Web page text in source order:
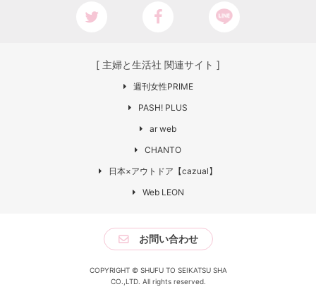
[ 主婦と生活社 関連サイト ]
週刊女性PRIME
PASH! PLUS
ar web
CHANTO
日本×アウトドア【cazual】
Web LEON
お問い合わせ
COPYRIGHT © SHUFU TO SEIKATSU SHA
CO.,LTD. All rights reserved.